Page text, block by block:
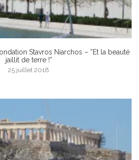
Stavros Niarchos – ”Et la beauté
jaillit de terre !”
25 juillet 2018